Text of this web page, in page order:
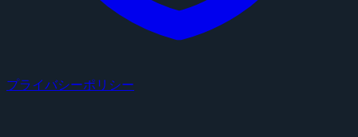
プライバシーポリシー